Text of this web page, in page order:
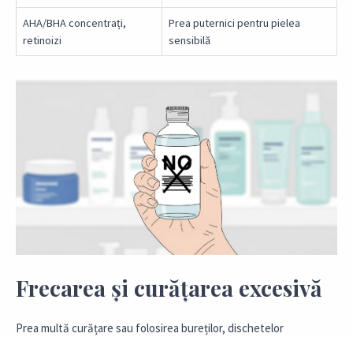
AHA/BHA concentrați,
retinoizi
Prea puternici pentru pielea
sensibilă
Frecarea și curățarea excesivă
Prea multă curățare sau folosirea bureților, dischetelor